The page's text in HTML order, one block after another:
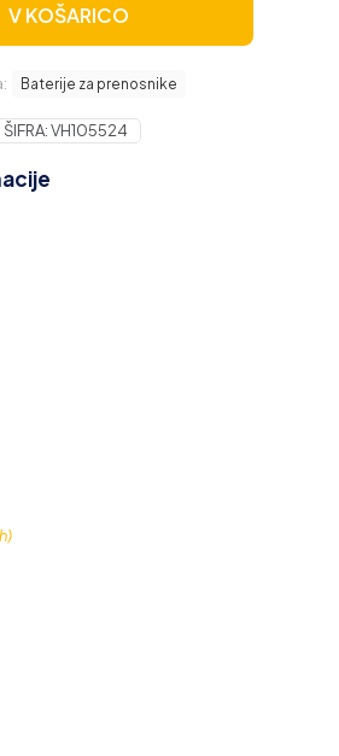
V KOŠARICO
Baterije za prenosnike
ŠIFRA:VH105524